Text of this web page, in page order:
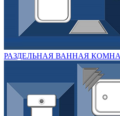
РАЗДЕЛЬНАЯ ВАННАЯ